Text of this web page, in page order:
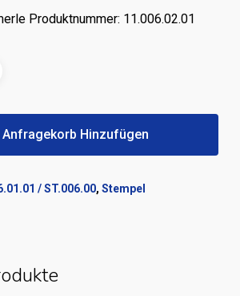
Produktnummer: 11.006.02.01
Anfragekorb Hinzufügen
/ ST.006.00, Stempel